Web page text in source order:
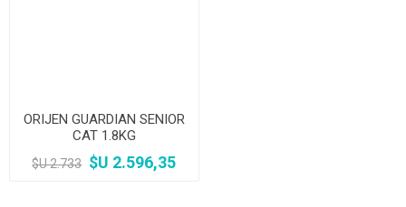
ORIJEN GUARDIAN SENIOR
CAT 1.8KG
$U 2.733 $U 2.596,35